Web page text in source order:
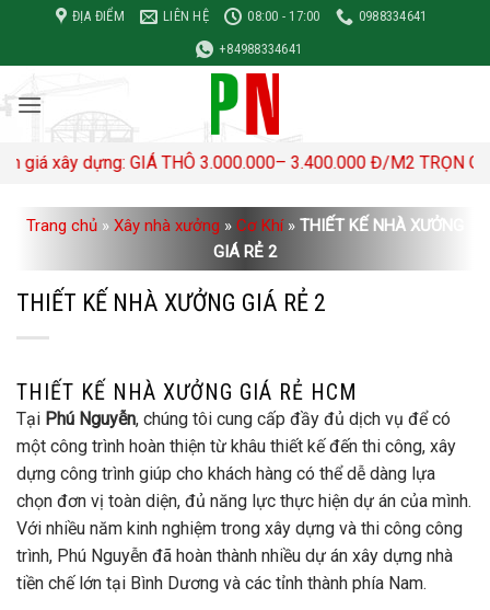
nội
dung
ĐỊA ĐIỂM LIÊN HỆ 08:00 - 17:00
0988334641
+84988334641
GIÁ THÔ 3.000.000– 3.400.000 Đ/M2 TRỌN GÓI 4,500,000-
Trang chủ » Xây nhà xưởng » Cơ Khí » THIẾT KẾ NHÀ XƯỞNG
GIÁ RẺ 2
THIẾT KẾ NHÀ XƯỞNG GIÁ RẺ 2
THIẾT KẾ NHÀ XƯỞNG GIÁ RẺ HCM
Tại Phú Nguyễn, chúng tôi cung cấp đầy đủ dịch vụ để có
một công trình hoàn thiện từ khâu thiết kế đến thi công, xây
dựng công trình giúp cho khách hàng có thể dễ dàng lựa
chọn đơn vị toàn diện, đủ năng lực thực hiện dự án của mình.
Với nhiều năm kinh nghiệm trong xây dựng và thi công công
trình, Phú Nguyễn đã hoàn thành nhiều dự án xây dựng nhà
tiền chế lớn tại Bình Dương và các tỉnh thành phía Nam.